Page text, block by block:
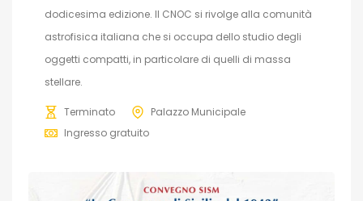
dodicesima edizione. Il CNOC si rivolge alla comunità
astrofisica italiana che si occupa dello studio degli
oggetti compatti, in particolare di quelli di massa
stellare.
Terminato
Palazzo Municipale
Ingresso gratuito